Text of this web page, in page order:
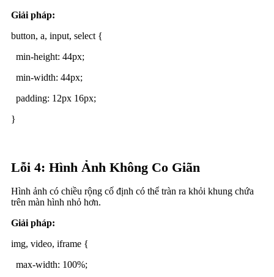
Giải pháp:
button, a, input, select {
min-height: 44px;
min-width: 44px;
padding: 12px 16px;
}
Lỗi 4: Hình Ảnh Không Co Giãn
Hình ảnh có chiều rộng cố định có thể tràn ra khỏi khung chứa
trên màn hình nhỏ hơn.
Giải pháp:
img, video, iframe {
max-width: 100%;